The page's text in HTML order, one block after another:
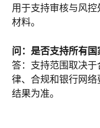
用于支持审核与风
材料。
问：是否支持所有国
答：支持范围取决
律、合规和银行网
结果为准。